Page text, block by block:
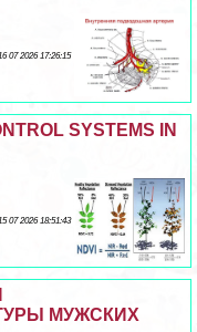
16 07 2026 17:26:15
SYSTEMS IN
15 07 2026 18:51:43
МУЖСКИХ